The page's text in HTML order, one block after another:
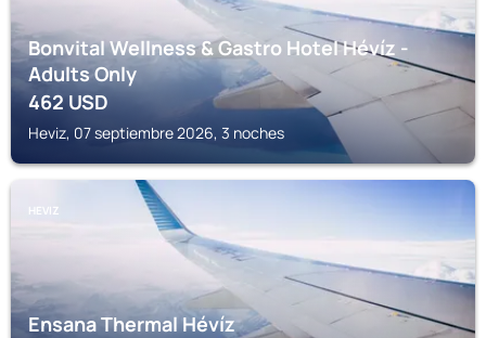
Bonvital Wellness & Gastro Hotel Hévíz -
Adults Only
462USD
Heviz, 07 septiembre 2026, 3 noches
HEVIZ
Ensana Thermal Hévíz